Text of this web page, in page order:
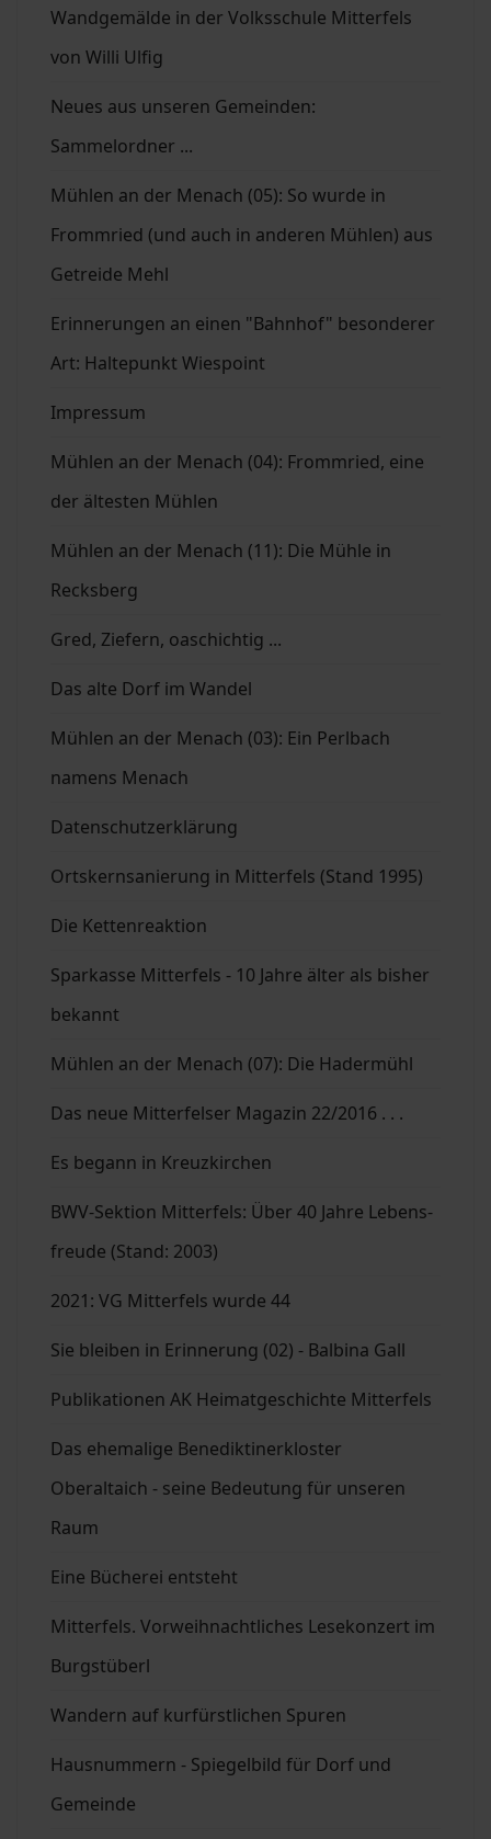
Wandgemälde in der Volksschule Mitterfels
von Willi Ulfig
Neues aus unseren Gemeinden:
Sammelordner ...
Mühlen an der Menach (05): So wurde in
Frommried (und auch in anderen Mühlen) aus
Getreide Mehl
Erinnerungen an einen "Bahnhof" besonderer
Art: Haltepunkt Wiespoint
Impressum
Mühlen an der Menach (04): Frommried, eine
der ältesten Mühlen
Mühlen an der Menach (11): Die Mühle in
Recksberg
Gred, Ziefern, oaschichtig ...
Das alte Dorf im Wandel
Mühlen an der Menach (03): Ein Perlbach
namens Menach
Datenschutzerklärung
Ortskernsanierung in Mitterfels (Stand 1995)
Die Kettenreaktion
Sparkasse Mitterfels - 10 Jahre älter als bisher
bekannt
Mühlen an der Menach (07): Die Hadermühl
Das neue Mitterfelser Magazin 22/2016 . . .
Es begann in Kreuzkirchen
BWV-Sektion Mitterfels: Über 40 Jahre Lebens-
freude (Stand: 2003)
2021: VG Mitterfels wurde 44
Sie bleiben in Erinnerung (02) - Balbina Gall
Publikationen AK Heimatgeschichte Mitterfels
Das ehemalige Benediktinerkloster
Oberaltaich - seine Bedeutung für unseren
Raum
Eine Bücherei entsteht
Mitterfels. Vorweihnachtliches Lesekonzert im
Burgstüberl
Wandern auf kurfürstlichen Spuren
Hausnummern - Spiegelbild für Dorf und
Gemeinde